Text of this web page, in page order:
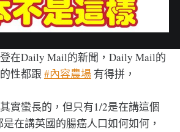
在Daily Mail的新聞，Daily Mail的
性都跟 #內容農場有得拼，
實蠻長的，但只有1/2是在講這個
在講英國的腸癌人口如何如何，